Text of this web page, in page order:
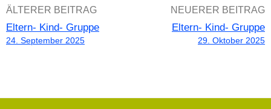
Beitrags-
Navigation
ÄLTERER BEITRAG
Eltern- Kind- Gruppe
24. September 2025
NEUERER BEITRAG
Eltern- Kind- Gruppe
29. Oktober 2025